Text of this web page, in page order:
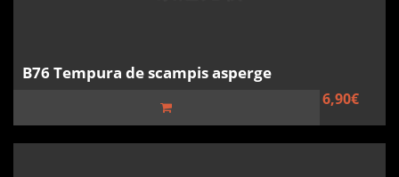
B76 Tempura de scampis asperge
6,90€